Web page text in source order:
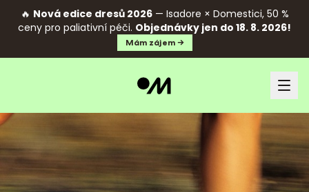
🔥 Nová edice dresů 2026— Isadore × Domestici, 50 %
ceny pro paliativní péči. Objednávky jen do 18. 8. 2026!
Mám zájem →